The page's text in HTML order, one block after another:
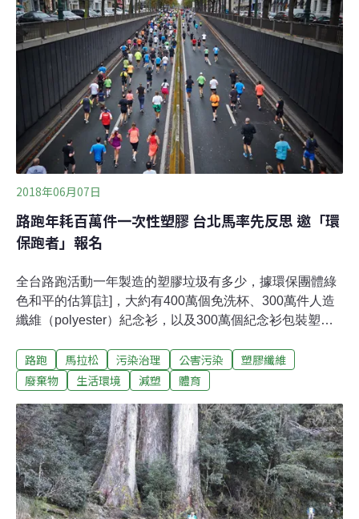
售商店也將停止販售一個五便士（折合大約台幣兩元）的
塑膠袋。英超和天空電視台也將主導熱刺在球場及球隊營
運上停止使用一次性塑膠製品。天空電視台體育營運總監
巴尼‧法蘭西斯表示，「足球這項運動吸引全球數十億人
口，展現獨特的影響魅力與影響力。我很高興英超與其球
隊能參與我們的海洋救援行動，在未來一同攜
2018年06月07日
路跑年耗百萬件一次性塑膠 台北馬率先反思 邀「環
保跑者」報名
全台路跑活動一年製造的塑膠垃圾有多少，據環保團體綠
色和平的估算[註]，大約有400萬個免洗杯、300萬件人造
纖維（polyester）紀念衫，以及300萬個紀念衫包裝塑膠
作，年底登場的台北馬拉松將在報名表加入「環保跑者」
選項，讓關心環境的參加者自主選擇是否領取紀念衫及完
長柯文哲簽署的「綠色永續台北馬拉松」備忘錄，目前也
正與新北市府接洽，希望其他縣市跟進，將環保規範納入
各級活動賽事審核的流程。一年784場路跑 塑膠垃圾數一
數「看到這個數字，我個人感到非常驚訝。」對於2017年
全台總共舉辦了784場路跑活動，羅可容表示，賽事過程
中產生極大量的一次性塑膠製品，造成「凡跑過必留下痕
路跑 馬拉松 污染治理 公害污染
塑膠纖維
廢棄物
生活環境 減塑 體育